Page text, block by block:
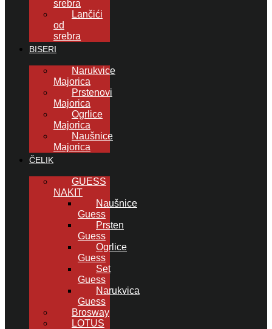
srebra
Lančići
od
srebra
BISERI
Narukvice
Majorica
Prstenovi
Majorica
Ogrlice
Majorica
Naušnice
Majorica
ČELIK
GUESS
NAKIT
Naušnice
Guess
Prsten
Guess
Ogrlice
Guess
Set
Guess
Narukvica
Guess
Brosway
LOTUS